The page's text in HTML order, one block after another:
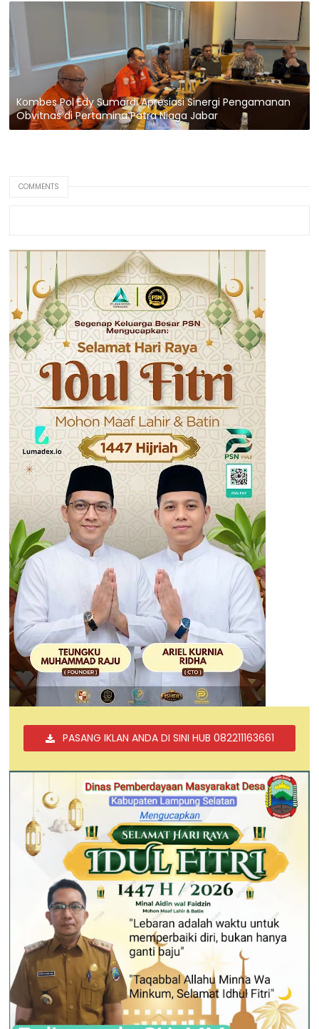
Kombes Pol Edy Sumardi Apresiasi Sinergi Pengamanan
Obvitnas di Pertamina Patra Niaga Jabar
COMMENTS
PASANG IKLAN ANDA DI SINI HUB 082211163661